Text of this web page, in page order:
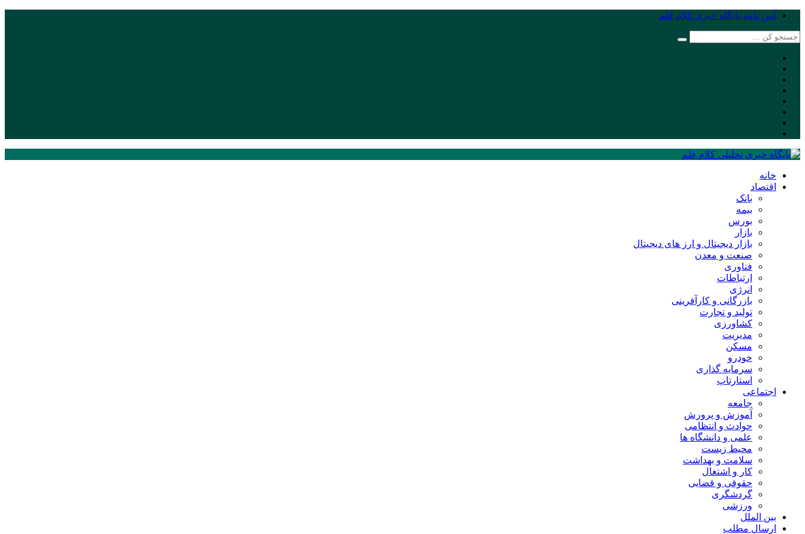
آیین نامه پایگاه خبری کلام قلم
خانه
اقتصاد
بانک
بیمه
بورس
بازار
بازار دیجیتال و ارز های دیجیتال
صنعت و معدن
فناوری
ارتباطات
انرژی
بازرگانی و کارآفرینی
تولید و تجارت
کشاورزی
مدیریت
مسکن
خودرو
سرمایه گذاری
استارتاپ
اجتماعی
جامعه
آموزش و پرورش
حوادث و انتظامی
علمی و دانشگاه ها
محیط زیست
سلامت و بهداشت
کار و اشتغال
حقوقی و قضایی
گردشگری
ورزشی
بین الملل
ارسال مطلب